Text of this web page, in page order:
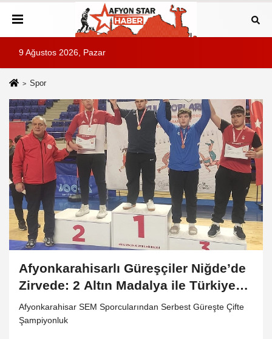
9 Ağustos 2026, Pazar
Spor
Afyonkarahisarlı Güreşçiler Niğde’de
Zirvede: 2 Altın Madalya ile Türkiye
Şampiyonası Bileti
Afyonkarahisar SEM Sporcularından Serbest Güreşte Çifte
Şampiyonluk